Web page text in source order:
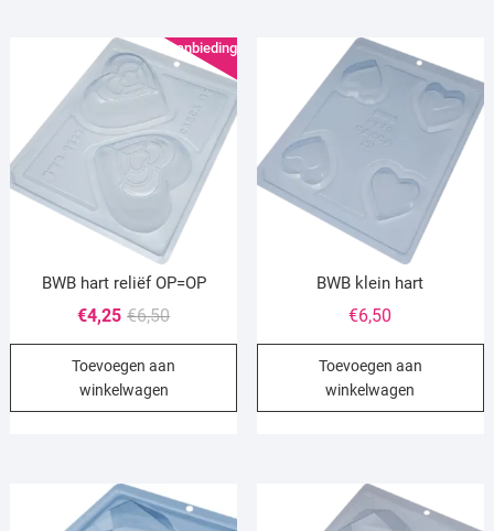
Aanbieding!
BWB hart reliëf OP=OP
€6,50Oorspronkelijke
prijs
was:
€4,25
Huidige
prijs
is:
Toevoegen aan
winkelwagen
BWB klein hart
€6,50
Toevoegen aan
winkelwagen